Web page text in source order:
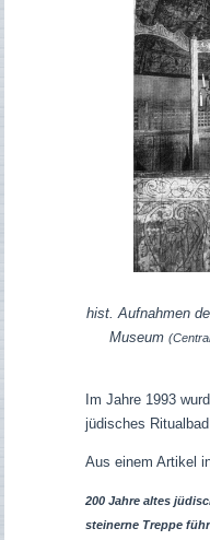
hist. Aufnahmen
Museum
Im Jahre 1993
jüdisches
Aus einem Artikel
200 Jahre altes
steinerne Treppe